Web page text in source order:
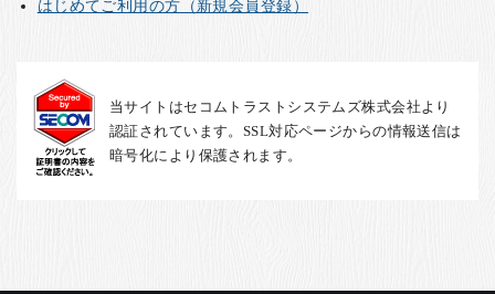
はじめてご利用の方（新規会員登録）
当サイトはセコムトラストシステムズ株式会社より
認証されています。SSL対応ページからの情報送信は
暗号化により保護されます。